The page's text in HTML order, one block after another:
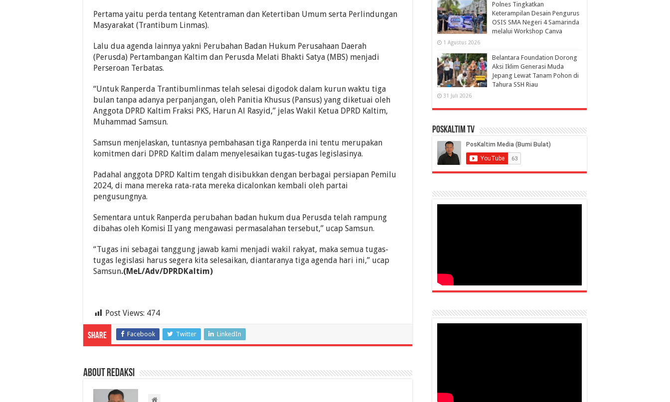
Pertama yaitu perda tentang Ketentraman dan Ketertiban Umum serta Perlindungan
Masyarakat (Trantibum Linmas).
Lalu dua agenda lainnya yakni Perubahan Badan Hukum Perusahaan Daerah
(Perusda) Pertambangan Kaltim dan Perusda Melati Bhakti Satya (MBS) menjadi
Perseroan Terbatas.
“Untuk Ranperda Trantibumlinmas telah selesai digodok dalam kurun waktu tiga
bulan tanpa adanya perpanjangan, oleh Panitia Khusus (Pansus) yang diketuai oleh
Anggota DPRD Kaltim Fraksi PKS, Harun Al Rasyid,” jelas Wakil Ketua DPRD Kaltim,
Muhammad Samsun.
Samsun menjelaskan, tuntasnya pembahasan tiga Ranperda ini tentu merupakan
komitmen dari DPRD Kaltim dalam menyelesaikan tugas-tugas legislasinya.
Padahal anggota DPRD Kaltim tengah disibukkan dengan berbagai persiapan Pemilu
2024, di mana mereka rata-rata mereka dicalonkan kembali oleh partai
pengusungnya.
Sementara untuk Ranperda perubahan badan hukum dua Perusda telah rampung
dibahas oleh Komisi II yang mengawasi permasalahan tersebut,” ucap Samsun.
“Tugas ini sebagai tanggung jawab kami menjadi wakil rakyat, maka semua tugas-
tugas legislasi harus segera kita selesaikan, diantaranya tiga agenda hari ini,” ucap
Samsun.(MeL/Adv/DPRDKaltim)
Post Views: 474
Share Facebook Twitter LinkedIn
About Redaksi
Polnes Tingkatkan
Keterampilan Desain Pengurus
OSIS SMA Negeri 4 Samarinda
melalui Workshop Canva
1 Agustus 2026
Belantara Foundation Dorong
Aksi Iklim Generasi Muda
Jepang Lewat Tanam Pohon di
Tahura SSH Riau
31 Juli 2026
PosKaltim TV